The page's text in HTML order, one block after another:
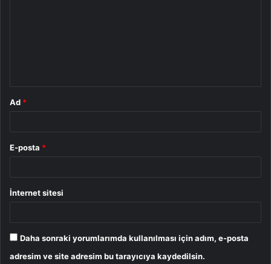
Ad *
E-posta *
İnternet sitesi
Daha sonraki yorumlarımda kullanılması için adım, e-posta
adresim ve site adresim bu tarayıcıya kaydedilsin.